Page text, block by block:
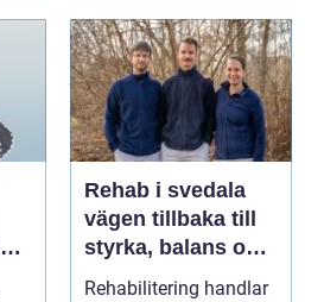
Rehab i svedala
vägen tillbaka till
styrka, balans och
vardag
Rehabilitering handlar